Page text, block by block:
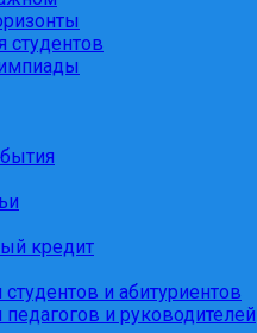
кредит
и абитуриентов
и руководителей